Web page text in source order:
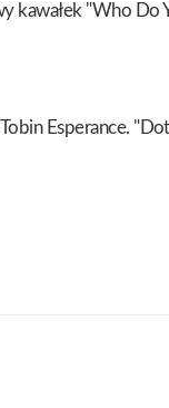
"Who Do
Esperance.